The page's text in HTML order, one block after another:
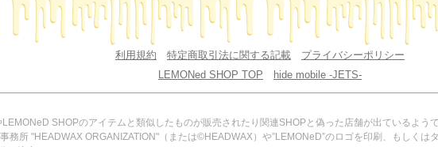
利用規約 特定商取引法に関する記載
プライバシーポリシー
LEMONed SHOP TOP
hide mobile -JETS-
SHOPのアイテムと類似したものが販売されたり関連SHOPと偽った店舗が出ているよう
務所 "HEADWAX ORGANIZATION"（または©HEADWAX）や”LEMONeD”のロゴを印刷、もしくは